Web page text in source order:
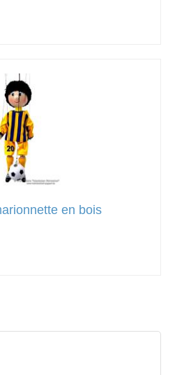
en bois